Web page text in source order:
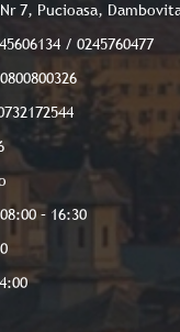
7, Pucioasa,
/ 0245760477
– 16:30